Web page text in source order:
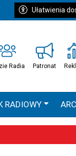
Ułatwienia
Radia Patronat
RADIOWY
HEAVEN TOUR